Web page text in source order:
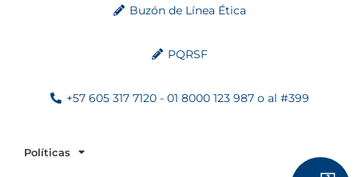
Buzón de Línea Ética
PQRSF
+57 605 317 7120 - 01 8000 123 987 o al #399
Políticas